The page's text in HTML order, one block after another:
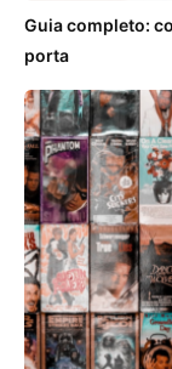
Guia completo:
porta